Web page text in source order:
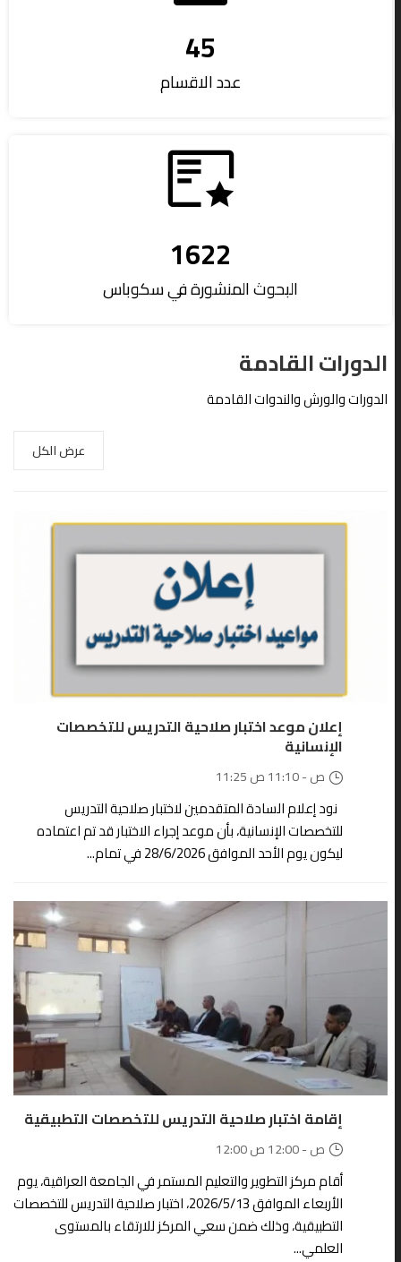
45
عدد الاقسام
1622
البحوث المنشورة في سكوباس
الدورات القادمة
الدورات والورش والندوات القادمة
عرض الكل
إعلان موعد اختبار صلاحية التدريس للتخصصات
الإنسانية
11:25 ص - 11:10 ص
نود إعلام السادة المتقدمين لاختبار صلاحية التدريس
للتخصصات الإنسانية، بأن موعد إجراء الاختبار قد تم اعتماده
ليكون يوم الأحد الموافق 28/6/2026 في تمام...
إقامة اختبار صلاحية التدريس للتخصصات التطبيقية
12:00 ص - 12:00 ص
أقام مركز التطوير والتعليم المستمر في الجامعة العراقية، يوم
الأربعاء الموافق 2026/5/13، اختبار صلاحية التدريس للتخصصات
التطبيقية، وذلك ضمن سعي المركز للارتقاء بالمستوى
العلمي...